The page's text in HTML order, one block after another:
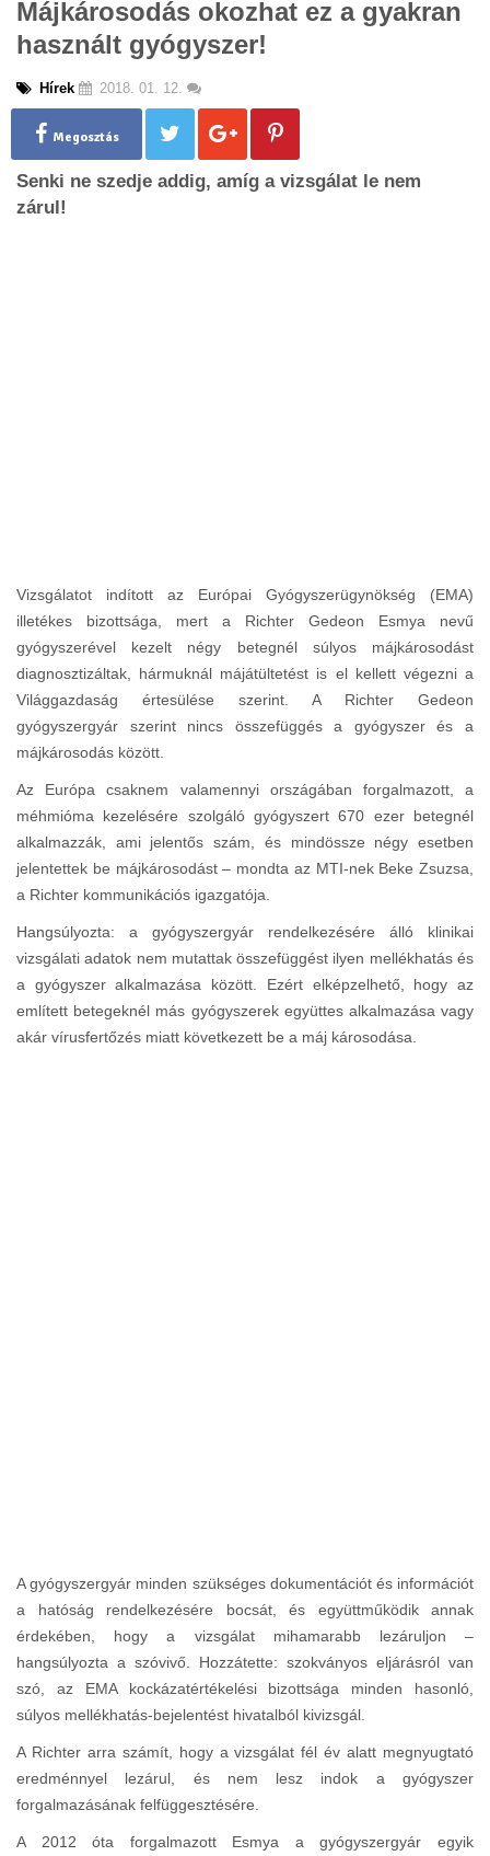
g
Májkárosodás okozhat ez a gyakran
használt gyógyszer!
Hírek 2018. 01. 12.
Megosztás
Senki ne szedje addig, amíg a vizsgálat le nem
zárul!
Vizsgálatot indított az Európai Gyógyszerügynökség (EMA)
illetékes bizottsága, mert a Richter Gedeon Esmya nevű
gyógyszerével kezelt négy betegnél súlyos májkárosodást
diagnosztizáltak, hármuknál májátültetést is el kellett végezni a
Világgazdaság értesülése szerint. A Richter Gedeon
gyógyszergyár szerint nincs összefüggés a gyógyszer és a
májkárosodás között.
Az Európa csaknem valamennyi országában forgalmazott, a
méhmióma kezelésére szolgáló gyógyszert 670 ezer betegnél
alkalmazzák, ami jelentős szám, és mindössze négy esetben
jelentettek be májkárosodást – mondta az MTI-nek Beke Zsuzsa,
a Richter kommunikációs igazgatója.
Hangsúlyozta: a gyógyszergyár rendelkezésére álló klinikai
vizsgálati adatok nem mutattak összefüggést ilyen mellékhatás és
a gyógyszer alkalmazása között. Ezért elképzelhető, hogy az
említett betegeknél más gyógyszerek együttes alkalmazása vagy
akár vírusfertőzés miatt következett be a máj károsodása.
A gyógyszergyár minden szükséges dokumentációt és információt
a hatóság rendelkezésére bocsát, és együttműködik annak
érdekében, hogy a vizsgálat mihamarabb lezáruljon –
hangsúlyozta a szóvivő. Hozzátette: szokványos eljárásról van
szó, az EMA kockázatértékelési bizottsága minden hasonló,
súlyos mellékhatás-bejelentést hivatalból kivizsgál.
A Richter arra számít, hogy a vizsgálat fél év alatt megnyugtató
eredménnyel lezárul, és nem lesz indok a gyógyszer
forgalmazásának felfüggesztésére.
A 2012 óta forgalmazott Esmya a gyógyszergyár egyik